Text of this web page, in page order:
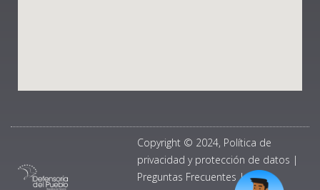
Copyright © 2024, Política de
privacidad y protección de datos |
Preguntas Frecuentes |